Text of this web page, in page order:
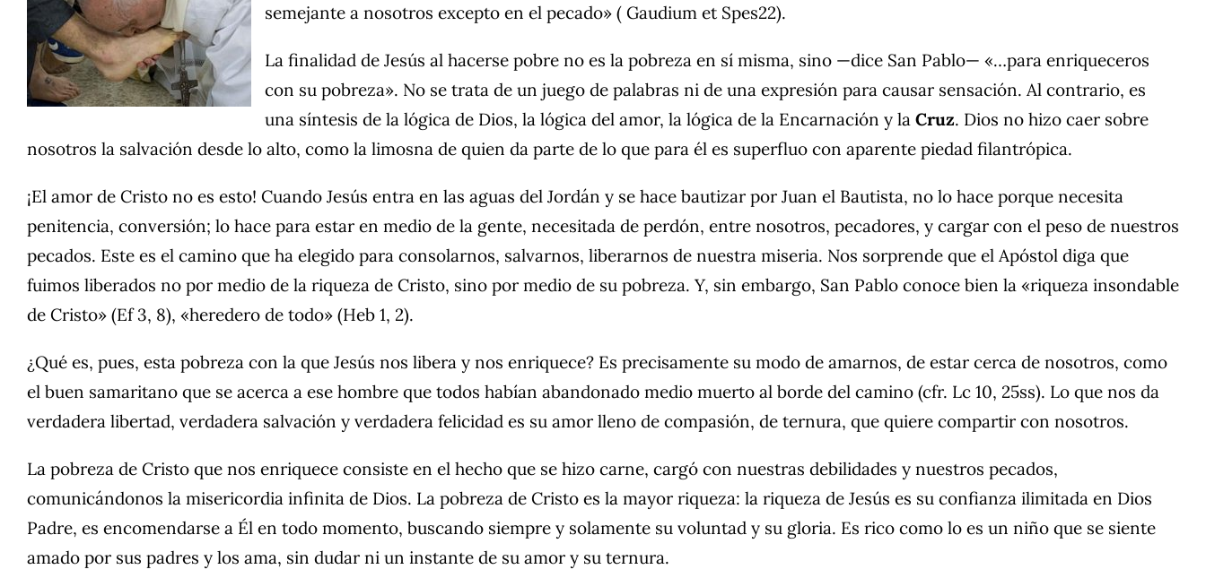
semejante a nosotros excepto en el pecado» ( Gaudium et Spes22).
La finalidad de Jesús al hacerse pobre no es la pobreza en sí misma, sino —dice San Pablo— «…para enriqueceros
con su pobreza». No se trata de un juego de palabras ni de una expresión para causar sensación. Al contrario, es
una síntesis de la lógica de Dios, la lógica del amor, la lógica de la Encarnación y la Cruz. Dios no hizo caer sobre
nosotros la salvación desde lo alto, como la limosna de quien da parte de lo que para él es superfluo con aparente piedad filantrópica.
¡El amor de Cristo no es esto! Cuando Jesús entra en las aguas del Jordán y se hace bautizar por Juan el Bautista, no lo hace porque necesita
penitencia, conversión; lo hace para estar en medio de la gente, necesitada de perdón, entre nosotros, pecadores, y cargar con el peso de nuestros
pecados. Este es el camino que ha elegido para consolarnos, salvarnos, liberarnos de nuestra miseria. Nos sorprende que el Apóstol diga que
fuimos liberados no por medio de la riqueza de Cristo, sino por medio de su pobreza. Y, sin embargo, San Pablo conoce bien la «riqueza insondable
de Cristo» (Ef 3, 8), «heredero de todo» (Heb 1, 2).
¿Qué es, pues, esta pobreza con la que Jesús nos libera y nos enriquece? Es precisamente su modo de amarnos, de estar cerca de nosotros, como
el buen samaritano que se acerca a ese hombre que todos habían abandonado medio muerto al borde del camino (cfr. Lc 10, 25ss). Lo que nos da
verdadera libertad, verdadera salvación y verdadera felicidad es su amor lleno de compasión, de ternura, que quiere compartir con nosotros.
La pobreza de Cristo que nos enriquece consiste en el hecho que se hizo carne, cargó con nuestras debilidades y nuestros pecados,
comunicándonos la misericordia infinita de Dios. La pobreza de Cristo es la mayor riqueza: la riqueza de Jesús es su confianza ilimitada en Dios
Padre, es encomendarse a Él en todo momento, buscando siempre y solamente su voluntad y su gloria. Es rico como lo es un niño que se siente
amado por sus padres y los ama, sin dudar ni un instante de su amor y su ternura.